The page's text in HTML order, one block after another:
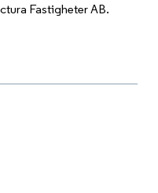
Fastigheter AB.